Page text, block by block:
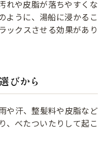
れや皮脂が落ちやすくな
ように、湯船に浸かるこ
ックスさせる効果があり
びから
や汗、整髪料や皮脂など
、べたついたりして起こ